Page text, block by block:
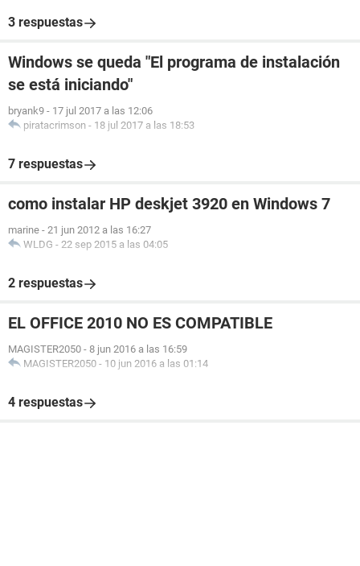
3 respuestas
Windows se queda "El programa de instalación
se está iniciando"
bryank9 - 17 jul 2017 a las 12:06
piratacrimson - 18 jul 2017 a las 18:53
7 respuestas
como instalar HP deskjet 3920 en Windows 7
marine - 21 jun 2012 a las 16:27
WLDG - 22 sep 2015 a las 04:05
2 respuestas
EL OFFICE 2010 NO ES COMPATIBLE
MAGISTER2050 - 8 jun 2016 a las 16:59
MAGISTER2050 - 10 jun 2016 a las 01:14
4 respuestas